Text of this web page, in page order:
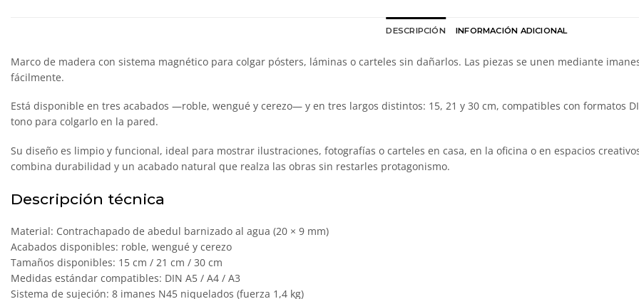
DESCRIPCIÓN INFORMACIÓN ADICIONAL
Marco de madera con sistema magnético para colgar pósters, láminas o carteles sin dañarlos. Las piezas se unen mediante
fácilmente.
Está disponible en tres acabados —roble, wengué y cerezo— y en tres largos distintos: 15, 21 y 30 cm, compatibles con formatos
tono para colgarlo en la pared.
Su diseño es limpio y funcional, ideal para mostrar ilustraciones, fotografías o carteles en casa, en la oficina o en espacios
combina durabilidad y un acabado natural que realza las obras sin restarles protagonismo.
Descripción técnica
Material: Contrachapado de abedul barnizado al agua (20 × 9 mm)
Acabados disponibles: roble, wengué y cerezo
Tamaños disponibles: 15 cm / 21 cm / 30 cm
Medidas estándar compatibles: DIN A5 / A4 / A3
Sistema de sujeción: 8 imanes N45 niquelados (fuerza 1,4 kg)